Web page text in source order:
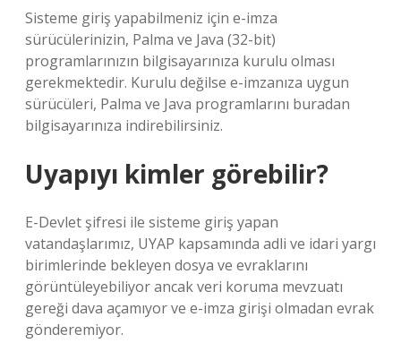
Sisteme giriş yapabilmeniz için e-imza
sürücülerinizin, Palma ve Java (32-bit)
programlarınızın bilgisayarınıza kurulu olması
gerekmektedir. Kurulu değilse e-imzanıza uygun
sürücüleri, Palma ve Java programlarını buradan
bilgisayarınıza indirebilirsiniz.
Uyapıyı kimler görebilir?
E-Devlet şifresi ile sisteme giriş yapan
vatandaşlarımız, UYAP kapsamında adli ve idari yargı
birimlerinde bekleyen dosya ve evraklarını
görüntüleyebiliyor ancak veri koruma mevzuatı
gereği dava açamıyor ve e-imza girişi olmadan evrak
gönderemiyor.